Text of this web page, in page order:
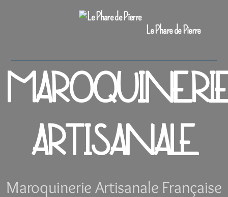
Le Phare de Pierre
ARTISANALE
Maroquinerie Artisanale Française